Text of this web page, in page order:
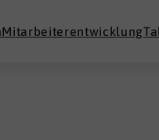
Mitarbeiterentwicklung